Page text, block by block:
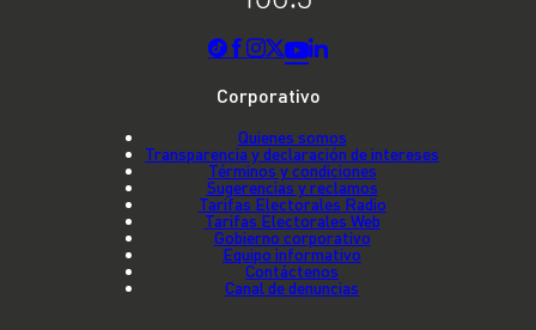
Corporativo
Quienes somos
Transparencia y declaración de intereses
Términos y condiciones
Sugerencias y reclamos
Tarifas Electorales Radio
Tarifas Electorales Web
Gobierno corporativo
Equipo informativo
Contáctenos
Canal de denuncias